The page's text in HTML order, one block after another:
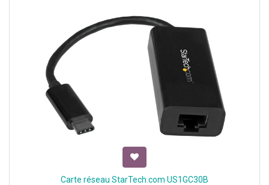
Carte réseau StarTech.com US1GC30B